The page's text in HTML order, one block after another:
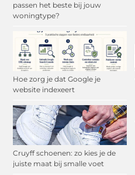
passen het beste bij jouw
woningtype?
Hoe zorg je dat Google je
website indexeert
Cruyff schoenen: zo kies je de
juiste maat bij smalle voet